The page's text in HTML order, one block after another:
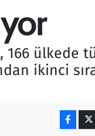
166 ülkede
ikinci